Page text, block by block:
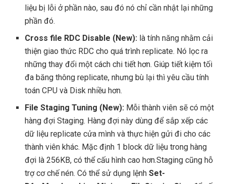
liệu bị lỗi ở phần nào, sau đó nó chỉ cần nhật lại những
phần đó.
Cross file RDC Disable (New): là tính năng nhằm cải
thiện giao thức RDC cho quá trình replicate. Nó lọc ra
những thay đổi một cách chi tiết hơn. Giúp tiết kiệm tối
đa băng thông replicate, nhưng bù lại thì yêu cầu tính
toán CPU và Disk nhiều hơn.
File Staging Tuning (New): Mỗi thành viên sẽ có một
hàng đợi Staging. Hàng đợi này dùng để sắp xếp các
dữ liệu replicate cửa mình và thực hiện gửi đi cho các
thành viên khác. Mặc định 1 block dữ liệu trong hàng
đợi là 256KB, có thể cấu hình cao hơn.Staging cũng hỗ
trợ cơ chế nén. Có thể sử dụng lệnhSet-